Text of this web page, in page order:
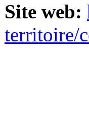
Site web:
territoire/